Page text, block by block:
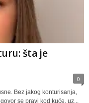
šta je
0
Bez jakog konturisanja,
se pravi kod kuće, uz...